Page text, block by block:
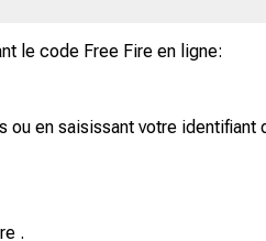
le code Free Fire en ligne:
en saisissant votre identifiant
.